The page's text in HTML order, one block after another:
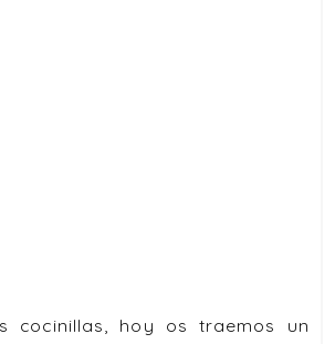
cocinillas, hoy os traemos un